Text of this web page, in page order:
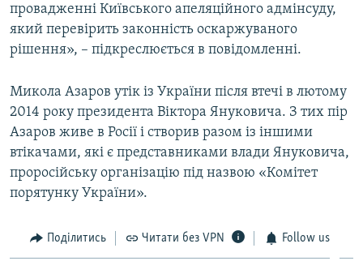
провадженні Київського апеляційного адмінсуду,
який перевірить законність оскаржуваного
рішення», – підкреслюється в повідомленні.
Микола Азаров утік із України після втечі в лютому
2014 року президента Віктора Януковича. З тих пір
Азаров живе в Росії і створив разом із іншими
втікачами, які є представниками влади Януковича,
проросійську організацію під назвою «Комітет
порятунку України».
Поділитись Читати без VPN Follow us